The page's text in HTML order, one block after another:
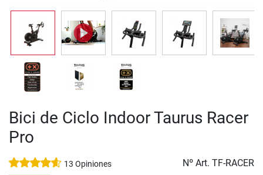
Bici de Ciclo Indoor Taurus Racer
Pro
13 Opiniones Nº Art. TF-RACER